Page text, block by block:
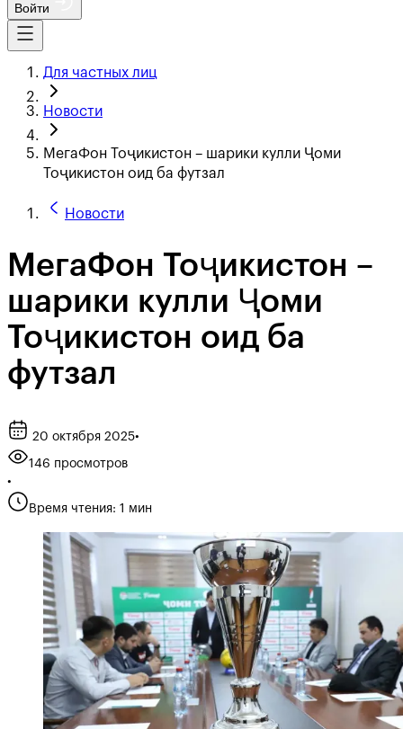
Войти
Для частных лиц
Новости
МегаФон Тоҷикистон – шарики кулли Ҷоми
Тоҷикистон оид ба футзал
Новости
МегаФон Тоҷикистон –
шарики кулли Ҷоми
Тоҷикистон оид ба
футзал
20 октября 2025•
146 просмотров
•
Время чтения: 1 мин